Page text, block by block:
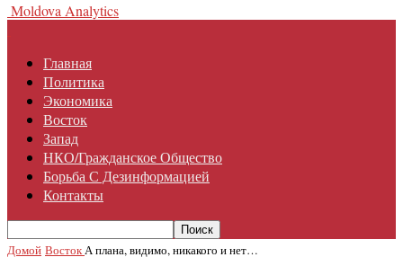
Moldova Analytics
Главная
Политика
Экономика
Восток
Запад
НКО/гражданское Общество
Борьба С Дезинформацией
Контакты
Домой ВостокА плана, видимо, никакого и нет…